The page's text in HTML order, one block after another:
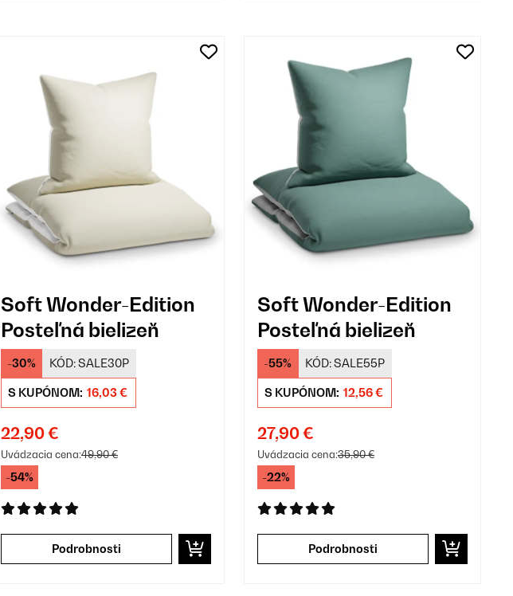
Soft Wonder-Edition
Posteľná bielizeň
-30% KÓD:SALE30P
S KUPÓNOM: 16,03 €
22,90 €
Uvádzacia cena:49,90 €
-54%
Podrobnosti
Soft Wonder-Edition
Posteľná bielizeň
-55% KÓD: SALE55P
S KUPÓNOM: 12,56 €
27,90 €
Uvádzacia cena:35,90 €
-22%
Podrobnosti